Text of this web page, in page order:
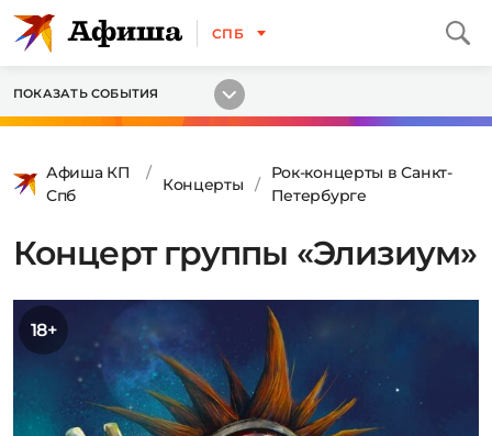
СПБ
ПОКАЗАТЬ СОБЫТИЯ
Афиша КП
Спб
Концерты
Рок-концерты в Санкт-
Петербурге
Концерт группы «Элизиум»
18+